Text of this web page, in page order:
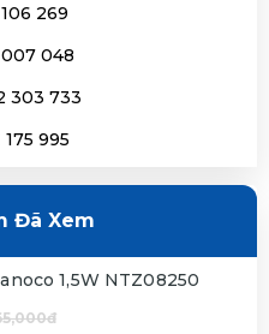
269
048
303 733
995
Đã Xem
1,5W NTZ08250